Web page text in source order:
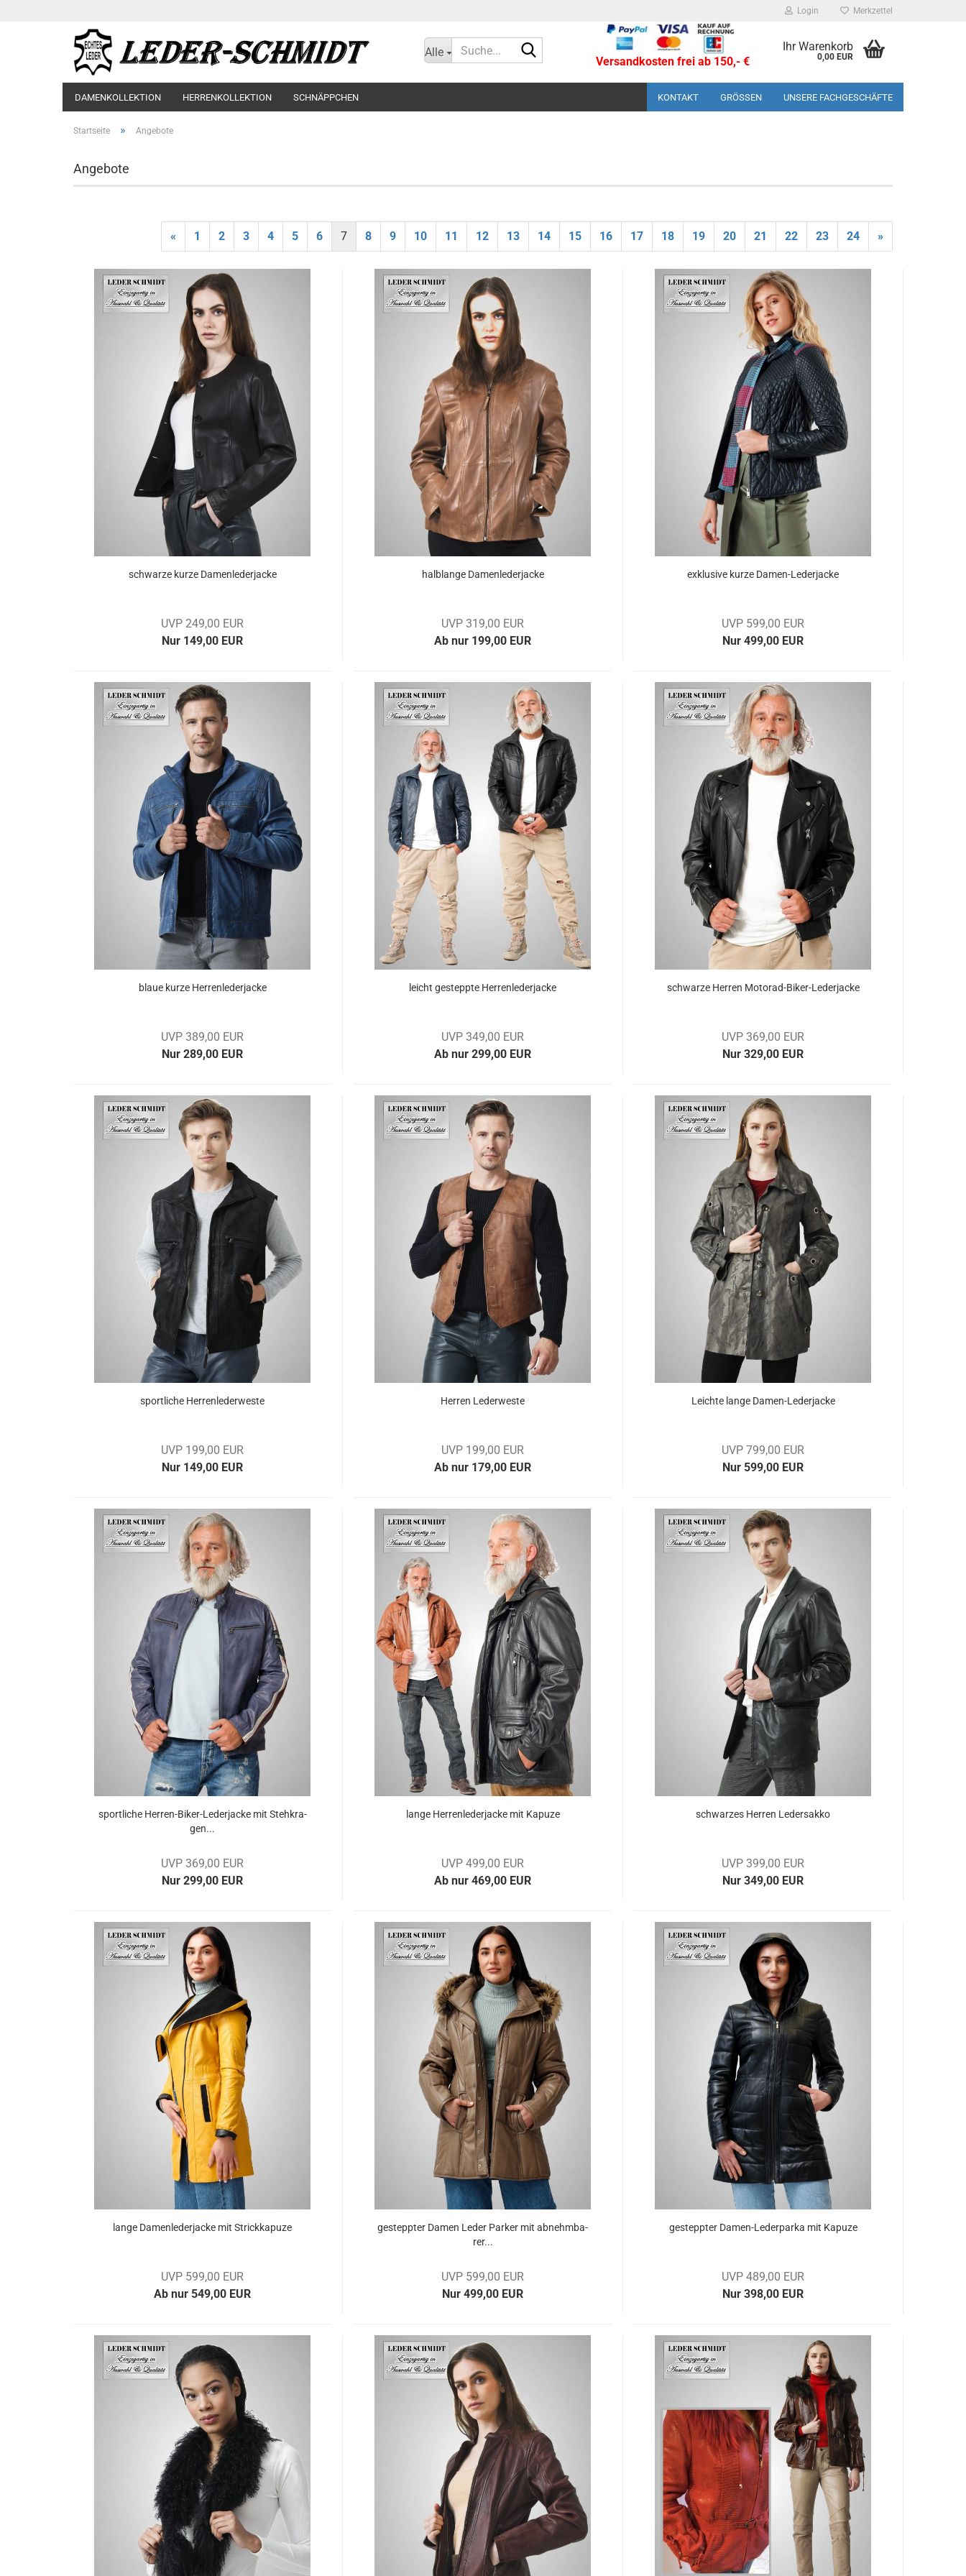
Login Merkzettel
Alle
Versandkosten frei ab 150,- €
Ihr Warenkorb
0,00 EUR
DAMENKOLLEKTION HERRENKOLLEKTION SCHNÄPPCHEN KONTAKT GRÖSSEN UNSERE FACHGESCHÄFTE
Startseite » Angebote
Angebote
« 1 2 3 4 5 6 7 8 9 10 11 12 13 14 15 16 17 18 19 20 21 22 23 24 »
schwar­ze kurze Da­men­le­der­ja­cke
UVP 249,00 EUR
Nur 149,00 EUR
halb­lan­ge Da­men­le­der­ja­cke
UVP 319,00 EUR
Ab nur 199,00 EUR
ex­klu­si­ve kurze Damen-​​Le­der­ja­cke
UVP 599,00 EUR
Nur 499,00 EUR
blaue kurze Her­ren­le­der­ja­cke
UVP 389,00 EUR
Nur 289,00 EUR
leicht ge­stepp­te Her­ren­le­der­ja­cke
UVP 349,00 EUR
Ab nur 299,00 EUR
schwar­ze Her­ren Motorad-​​Biker-​Lederjacke
UVP 369,00 EUR
Nur 329,00 EUR
sport­li­che Her­ren­le­der­wes­te
UVP 199,00 EUR
Nur 149,00 EUR
Her­ren Le­der­wes­te
UVP 199,00 EUR
Ab nur 179,00 EUR
Leich­te lange Damen-​​Le­der­ja­cke
UVP 799,00 EUR
Nur 599,00 EUR
sport­li­che Herren-​​Biker-​Lederjacke mit Steh­kra­
gen...
UVP 369,00 EUR
Nur 299,00 EUR
lange Her­ren­le­der­ja­cke mit Ka­pu­ze
UVP 499,00 EUR
Ab nur 469,00 EUR
schwar­zes Her­ren Le­der­sak­ko
UVP 399,00 EUR
Nur 349,00 EUR
lange Da­men­le­der­ja­cke mit Strick­ka­pu­ze
UVP 599,00 EUR
Ab nur 549,00 EUR
ge­stepp­ter Damen Leder Par­ker mit ab­nehm­ba­
rer...
UVP 599,00 EUR
Nur 499,00 EUR
ge­stepp­ter Damen-​​Le­der­par­ka mit Ka­pu­ze
UVP 489,00 EUR
Nur 398,00 EUR